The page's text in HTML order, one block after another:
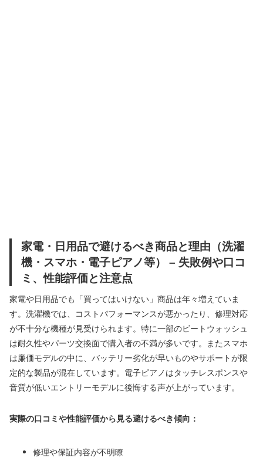
家電・日用品で避けるべき商品と理由（洗濯
機・スマホ・電子ピアノ等） – 失敗例や口コ
ミ、性能評価と注意点
家電や日用品でも「買ってはいけない」商品は年々増えていま
す。洗濯機では、コストパフォーマンスが悪かったり、修理対応
が不十分な機種が見受けられます。特に一部のビートウォッシュ
は耐久性やパーツ交換面で購入者の不満が多いです。またスマホ
は廉価モデルの中に、バッテリー劣化が早いものやサポートが限
定的な製品が混在しています。電子ピアノはタッチレスポンスや
音質が低いエントリーモデルに後悔する声が上がっています。
実際の口コミや性能評価から見る避けるべき傾向：
修理や保証内容が不明瞭